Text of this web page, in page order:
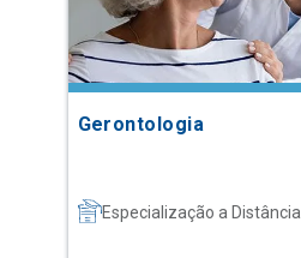
Gerontologia
Especialização a Distância